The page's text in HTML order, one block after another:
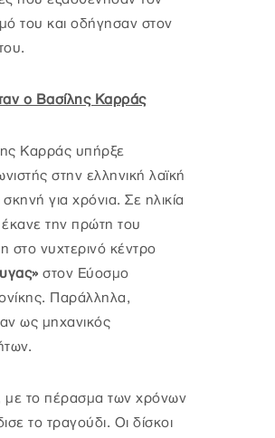
του και οδήγησαν στον
ο Βασίλης Καρράς
Καρράς υπήρξε
στην ελληνική λαϊκή
για χρόνια. Σε ηλικία
την πρώτη του
στο νυχτερινό κέντρο
στον Εύοσμο
Παράλληλα,
ως μηχανικός
με το πέρασμα των χρόνων
το τραγούδι. Οι δίσκοι